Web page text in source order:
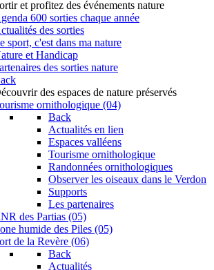
et profitez des événements nature
600 sorties chaque année
des sorties
sport, c'est dans ma nature
et Handicap
des sorties nature
des espaces de nature préservés
ornithologique (04)
Back
Actualités en lien
Espaces valléens
Tourisme ornithologique
Randonnées ornithologiques
Observer les oiseaux dans le Verdon
Supports
Les partenaires
des Partias (05)
humide des Piles (05)
de la Revère (06)
Back
Actualités